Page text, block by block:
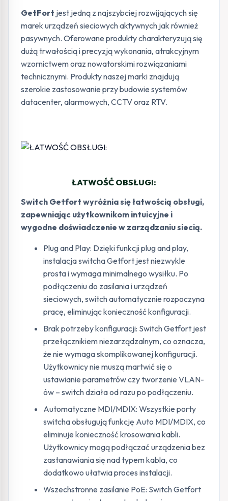
GetFort jest jedną z najszybciej rozwijających się
marek urządzeń sieciowych aktywnych jak również
pasywnych. Oferowane produkty charakteryzują się
dużą trwałością i precyzją wykonania, atrakcyjnym
wzornictwem oraz nowatorskimi rozwiązaniami
technicznymi. Produkty naszej marki znajdują
szerokie zastosowanie przy budowie systemów
datacenter, alarmowych, CCTV oraz RTV.
ŁATWOŚĆ OBSŁUGI:
Switch Getfort wyróżnia się łatwością obsługi,
zapewniając użytkownikom intuicyjne i
wygodne doświadczenie w zarządzaniu siecią.
Plug and Play: Dzięki funkcji plug and play,
instalacja switcha Getfort jest niezwykle
prosta i wymaga minimalnego wysiłku. Po
podłączeniu do zasilania i urządzeń
sieciowych, switch automatycznie rozpoczyna
pracę, eliminując konieczność konfiguracji.
Brak potrzeby konfiguracji: Switch Getfort jest
przełącznikiem niezarządzalnym, co oznacza,
że nie wymaga skomplikowanej konfiguracji.
Użytkownicy nie muszą martwić się o
ustawianie parametrów czy tworzenie VLAN-
ów – switch działa od razu po podłączeniu.
Automatyczne MDI/MDIX: Wszystkie porty
switcha obsługują funkcję Auto MDI/MDIX, co
eliminuje konieczność krosowania kabli.
Użytkownicy mogą podłączać urządzenia bez
zastanawiania się nad typem kabla, co
dodatkowo ułatwia proces instalacji.
Wszechstronne zasilanie PoE: Switch Getfort